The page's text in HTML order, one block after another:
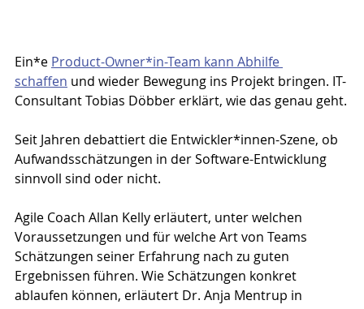
Ein*e Product-Owner*in-Team kann Abhilfe
schaffen und wieder Bewegung ins Projekt bringen. IT-
Consultant Tobias Döbber erklärt, wie das genau geht.
Seit Jahren debattiert die Entwickler*innen-Szene, ob
Aufwandsschätzungen in der Software-Entwicklung
sinnvoll sind oder nicht.
Agile Coach Allan Kelly erläutert, unter welchen
Voraussetzungen und für welche Art von Teams
Schätzungen seiner Erfahrung nach zu guten
Ergebnissen führen. Wie Schätzungen konkret
ablaufen können, erläutert Dr. Anja Mentrup in